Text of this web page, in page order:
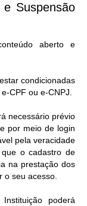
Suspensão
aberto e
condicionadas
CPF ou e-CNPJ.
necessário prévio
por meio de login
pela veracidade
que o cadastro de
na prestação dos
o seu acesso.
poderá